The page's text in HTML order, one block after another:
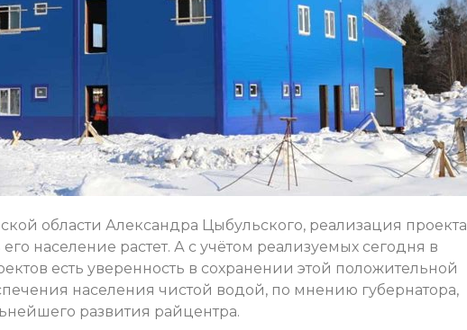
области Александра Цыбульского, реализация проекта
население растет. А с учётом реализуемых сегодня в
есть уверенность в сохранении этой положительной
населения чистой водой, по мнению губернатора,
развития райцентра.